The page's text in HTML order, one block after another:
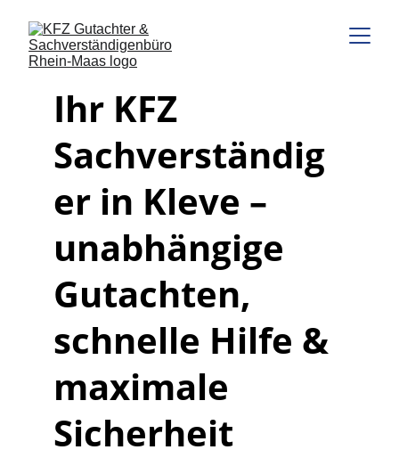
Ihr KFZ
Sachverständig
er in Kleve –
unabhängige
Gutachten,
schnelle Hilfe &
maximale
Sicherheit